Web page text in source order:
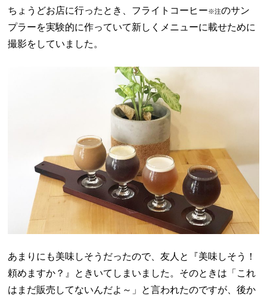
ちょうどお店に行ったとき、フライトコーヒー※注のサン
プラーを実験的に作っていて新しくメニューに載せために
撮影をしていました。
あまりにも美味しそうだったので、友人と『美味しそう！
頼めますか？』ときいてしまいました。そのときは「これ
はまだ販売してないんだよ～」と言われたのですが、後か